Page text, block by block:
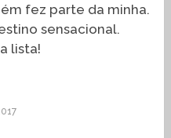
fez parte da minha.
sensacional.
lista!